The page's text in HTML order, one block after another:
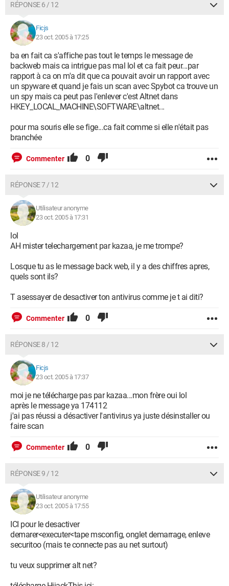
RÉPONSE 6 / 12
Ficjs
23 oct. 2005 à 17:25
ba en fait ca s'affiche pas tout le temps le message de
backweb mais ca intrigue pas mal lol et ca fait peur...par
rapport à ca on m'a dit que ca pouvait avoir un rapport avec
un spyware et quand je fais un scan avec Spybot ca trouve un
un spy mais ca peut pas l'enlever c'est Altnet dans
HKEY_LOCAL_MACHINE\SOFTWARE\altnet...
pour ma souris elle se fige...ca fait comme si elle n'était pas
branchée
Commenter 0
RÉPONSE 7 / 12
Utilisateur anonyme
23 oct. 2005 à 17:31
lol
AH mister telechargement par kazaa, je me trompe?
Losque tu as le message back web, il y a des chiffres apres,
quels sont ils?
T asessayer de desactiver ton antivirus comme je t ai diti?
Commenter 0
RÉPONSE 8 / 12
Ficjs
23 oct. 2005 à 17:37
moi je ne télécharge pas par kazaa...mon frère oui lol
après le message ya 174112
j'ai pas réussi a désactiver l'antivirus ya juste désinstaller ou
faire scan
Commenter 0
RÉPONSE 9 / 12
Utilisateur anonyme
23 oct. 2005 à 17:55
ICI pour le desactiver
demarer<executer<tape msconfig, onglet demarrage, enleve
securitoo (mais te connecte pas au net surtout)
tu veux supprimer alt net?